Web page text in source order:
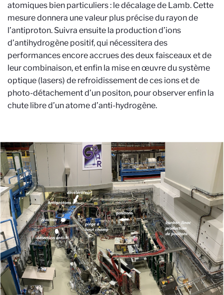
atomiques bien particuliers : le décalage de Lamb. Cette
mesure donnera une valeur plus précise du rayon de
l’antiproton. Suivra ensuite la production d’ions
d’antihydrogène positif, qui nécessitera des
performances encore accrues des deux faisceaux et de
leur combinaison, et enfin la mise en œuvre du système
optique (lasers) de refroidissement de ces ions et de
photo-détachement d’un positon, pour observer enfin la
chute libre d’un atome d’anti-hydrogène.